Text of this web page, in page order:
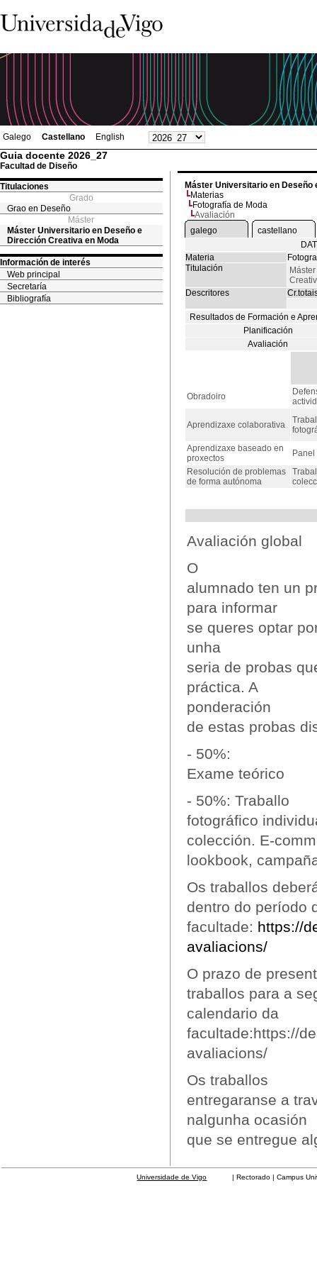
Galego Castellano English
Guia docente 2026_27
Facultad de Diseño
Titulaciones
Grado
Grao en Deseño
Máster
Máster Universitario en Deseño e
Dirección Creativa en Moda
Información de interés
Web principal
Secretaría
Bibliografía
Máster Universitario en Deseño
Materias
Fotografía de Moda
Avaliación
galego
castellano
Materia
Titulación
Descritores
Resultados de Formación e
Planificación
Avaliación
Obradoiro
Aprendizaxe colaborativa
Aprendizaxe baseado en
proxectos
Resolución de problemas
de forma autónoma
Avaliación global
O
alumnado ten un
para informar
se queres optar
unha
seria de probas
práctica. A
ponderación
de estas probas
- 50%:
Exame teórico
- 50%: Traballo
fotográfico
colección. E-
lookbook,
Os traballos
dentro do período
facultade: https://
avaliacions/
O prazo de
traballos para a
calendario da
facultade:https://
avaliacions/
Os traballos
entregaranse a
nalgunha ocasión
que se entregue
Universidade de Vigo | Rectorado | Campus